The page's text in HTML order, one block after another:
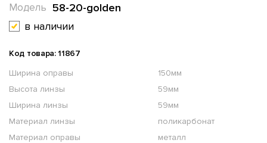
58-20-golden
Модель
в наличии
Код товара: 11867
Ширина оправы
150мм
Высота линзы
59мм
Ширина линзы
59мм
Материал линзы
поликарбонат
Материал оправы
металл